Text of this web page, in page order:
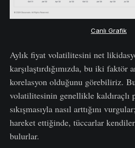
Canlı Grafik
Aylık fiyat volatilitesini net
karşılaştırdığımızda, bu iki faktör
korelasyon olduğunu görebiliriz.
volatilitesinin genellikle kaldıraçlı
sıkışmasıyla nasıl arttığını
hareket ettiğinde, tüccarlar
bulurlar.